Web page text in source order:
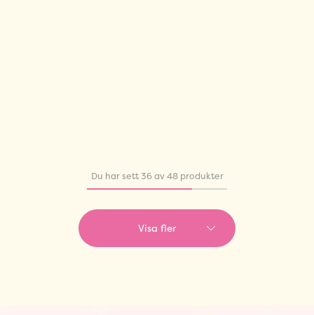
Du har sett 36 av 48 produkter
Visa fler